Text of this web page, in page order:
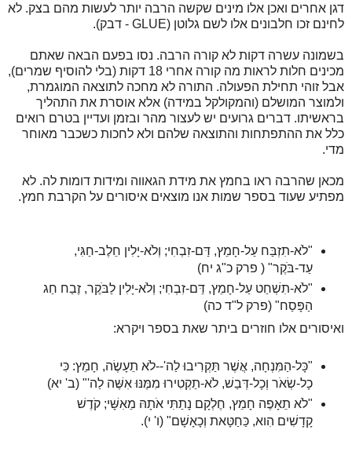
דגן אחרים ואכן אלו מינים שקשה הרבה יותר לעשות מהם בצק. לא
לחינם זכו חלבונים אלו לשם גלוטן (GLUE - דבק).
בשמונה עשרה דקות לא קורה הרבה. נסו בפעם הבאה שאתם
מכינים חלות לראות מה קורה אחרי 18 דקות (בלי להוסיף שמרים),
אבל זוהי תחילת הפעולה. התורה לא מחכה לתוצאה המוגמרת,
ולמוצר המושלם (והמקולקל במידה) אלא אוסרת את התהליך
בראשיתו. דברים גרועים יש לעצור מהר ובזמן ועדיין בטרם רואים
כלל את ההתפתחות והתוצאה שלהם ולא לחכות כשכבר מאוחר
מדי.
מכאן שהרבה ראו בחמץ את מידת הגאווה ומידות דומות לה. לא
מפתיע שעוד בספר שמות אנו מוצאים איסורים על הקרבת חמץ.
"לֹא-תִזְבַּח עַל-חָמֵץ, דַּם-זִבְחִי; וְלֹא-יָלִין חֵלֶב-חַגִּי,
עַד-בֹּקֶר" ( פרק כ"ג יח)
"לֹא-תִשְׁחַט עַל-חָמֵץ, דַּם-זִבְחִי; וְלֹא-יָלִין לַבֹּקֶר, זֶבַח חַג
הַפָּסַח" (פרק ל"ד כה)
ואיסורים אלו חוזרים ביתר שאת בספר ויקרא:
"כָּל-הַמִּנְחָה, אֲשֶׁר תַּקְרִיבוּ לַה'--לֹא תֵעָשֶׂה, חָמֵץ: כִּי
כָל-שְׂאֹר וְכָל-דְּבַשׁ, לֹא-תַקְטִירוּ מִמֶּנּוּ אִשֶּׁה לַה'" (ב' יא)
"לֹא תֵאָפֶה חָמֵץ, חֶלְקָם נָתַתִּי אֹתָהּ מֵאִשָּׁי; קֹדֶשׁ
קָדָשִׁים הִוא, כַּחַטָּאת וְכָאָשָׁם" (ו' י).